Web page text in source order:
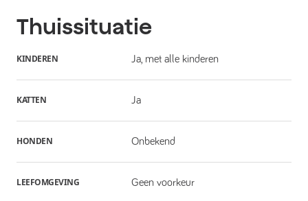
Thuissituatie
KINDEREN Ja, met alle kinderen
KATTEN Ja
HONDEN Onbekend
LEEFOMGEVING Geen voorkeur